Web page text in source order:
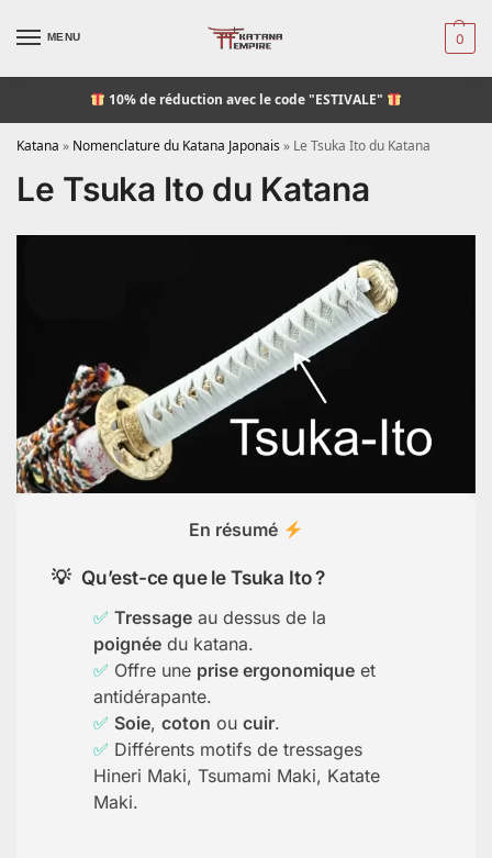
MENU 0
10% de réduction avec le code "ESTIVALE"
Katana » Nomenclature du Katana Japonais» Le Tsuka Ito du Katana
Le Tsuka Ito du Katana
En résumé
Qu’est-ce que le Tsuka Ito ?
Tressage au dessus de la
poignée du katana.
Offre une prise ergonomique et
antidérapante.
Soie,coton oucuir.
Différents motifs de tressages
Hineri Maki, Tsumami Maki, Katate
Maki.